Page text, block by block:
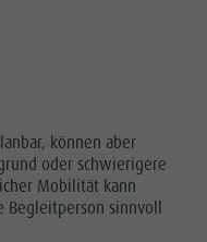
können aber
oder schwierigere
Mobilität kann
Begleitperson sinnvoll